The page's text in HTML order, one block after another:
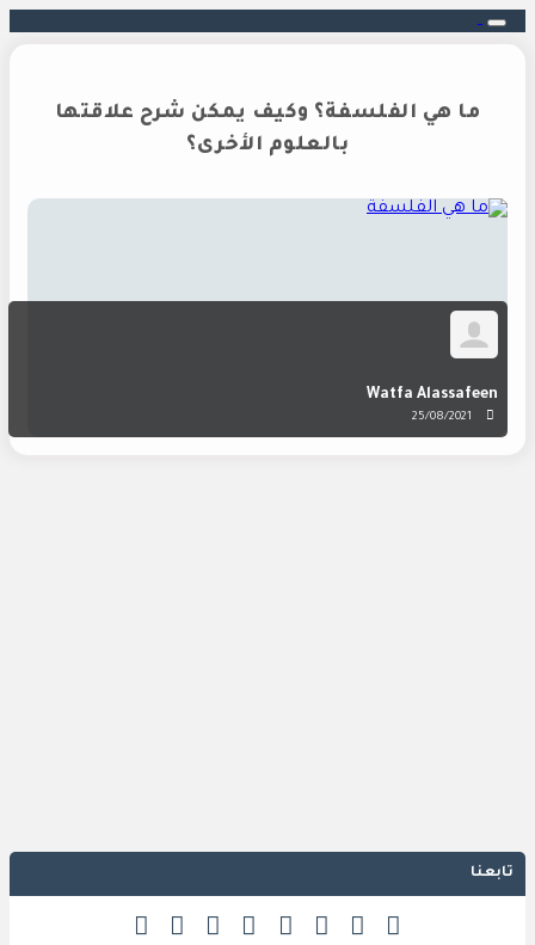
ما هي الفلسفة؟ وكيف يمكن شرح علاقتها
بالعلوم الأخرى؟
Watfa Alassafeen
25/08/2021
تابعنا